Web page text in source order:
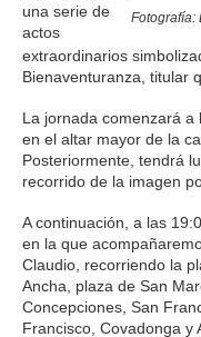
Fotografía:
una serie de
actos
extraordinarios
Bienaventuranza, titular
La jornada comenzará
en el altar mayor de la
Posteriormente, tendrá
recorrido de la imagen
A continuación, a las
en la que
Claudio, recorriendo la
Ancha, plaza de San
Concepciones, San
Francisco, Covadonga y